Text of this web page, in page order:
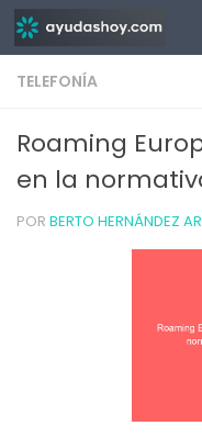
Saltar al contenido
TELEFONÍA
Roaming
en la
POR BERTO HERNÁNDEZ